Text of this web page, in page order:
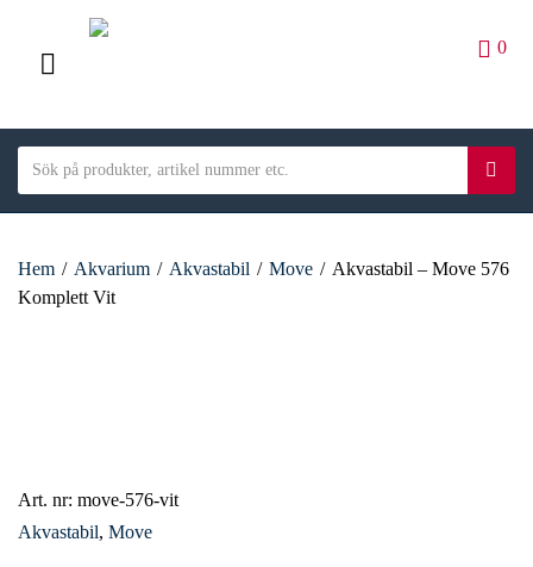
M
E
N
U
a
e
g
e
e
a
c
h
S
0
Hem / Akvarium / Akvastabil / Move / Akvastabil – Move 576
Komplett Vit
Art. nr: move-576-vit
Akvastabil, Move